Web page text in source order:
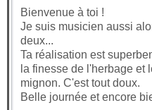
Bienvenue à toi !
Je suis musicien aussi
deux...
Ta réalisation est
la finesse de l'herbage et
mignon. C'est tout doux.
Belle journée et encore